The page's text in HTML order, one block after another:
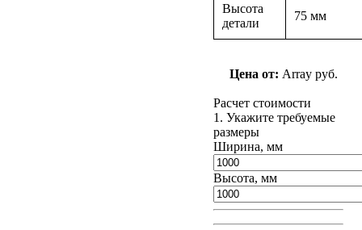
Высота
детали
75 мм
Цена от: Array руб.
Расчет стоимости
1. Укажите требуемые
размеры
Ширина, мм
Высота, мм